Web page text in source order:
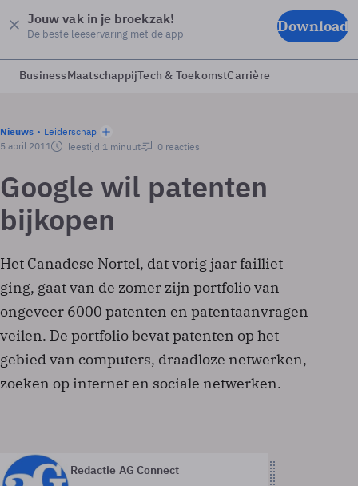
Jouw vak in je broekzak!
De beste leeservaring met de app Download
BusinessMaatschappijTech & ToekomstCarrière
Nieuws
Leiderschap
5 april 2011
leestijd 1 minuut 0 reacties
Google wil patenten
bijkopen
Het Canadese Nortel, dat vorig jaar failliet
ging, gaat van de zomer zijn portfolio van
ongeveer 6000 patenten en patentaanvragen
veilen. De portfolio bevat patenten op het
gebied van computers, draadloze netwerken,
zoeken op internet en sociale netwerken.
Redactie AG Connect